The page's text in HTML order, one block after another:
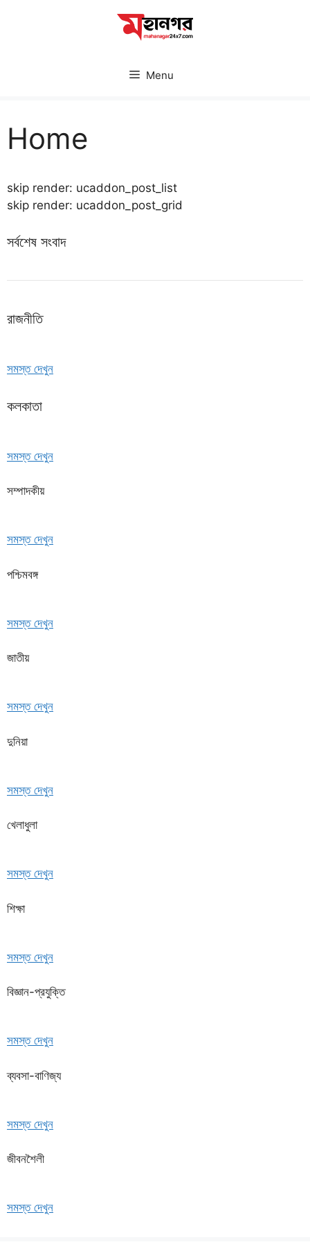
Menu
Home
skip render: ucaddon_post_list
skip render: ucaddon_post_grid
সর্বশেষ সংবাদ
রাজনীতি
সমস্ত দেখুন
কলকাতা
সমস্ত দেখুন
সম্পাদকীয়
সমস্ত দেখুন
পশ্চিমবঙ্গ
সমস্ত দেখুন
জাতীয়
সমস্ত দেখুন
দুনিয়া
সমস্ত দেখুন
খেলাধুলা
সমস্ত দেখুন
শিক্ষা
সমস্ত দেখুন
বিজ্ঞান-প্রযুক্তি
সমস্ত দেখুন
ব্যবসা-বাণিজ্য
সমস্ত দেখুন
জীবনশৈলী
সমস্ত দেখুন